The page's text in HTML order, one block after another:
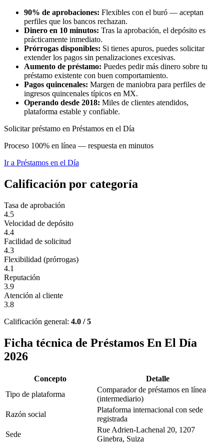
90% de aprobaciones: Flexibles con el buró — aceptan
perfiles que los bancos rechazan.
Dinero en 10 minutos: Tras la aprobación, el depósito es
prácticamente inmediato.
Prórrogas disponibles: Si tienes apuros, puedes solicitar
extender los pagos sin penalizaciones excesivas.
Aumento de préstamo: Puedes pedir más dinero sobre tu
préstamo existente con buen comportamiento.
Pagos quincenales: Margen de maniobra para perfiles de
ingresos quincenales típicos en MX.
Operando desde 2018: Miles de clientes atendidos,
plataforma estable y confiable.
Solicitar préstamo en Préstamos en el Día
Proceso 100% en línea — respuesta en minutos
Ir a Préstamos en el Día
Calificación por categoría
Tasa de aprobación
4.5
Velocidad de depósito
4.4
Facilidad de solicitud
4.3
Flexibilidad (prórrogas)
4.1
Reputación
3.9
Atención al cliente
3.8
Calificación general: 4.0 / 5
Ficha técnica de Préstamos En El Día
2026
Concepto
Detalle
Tipo de plataforma
Comparador de préstamos en línea
(intermediario)
Razón social
Plataforma internacional con sede
registrada
Sede
Rue Adrien-Lachenal 20, 1207
Ginebra, Suiza